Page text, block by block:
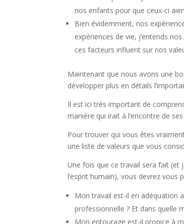
nos enfants pour que ceux-ci
Bien évidemment, nos
expériences de vie, j’entends
ces facteurs influent sur nos
Maintenant que nous avons une
développer plus en détails
Il est ici très important de
manière qui irait à l’encontre de
Pour trouver qui vous êtes
une liste de valeurs que vous
Une fois que ce travail sera fait (et
l’esprit humain), vous devrez vous
Mon travail est-il en adéquation
professionnelle ? Et dans quelle
Mon entourage est-il propice à